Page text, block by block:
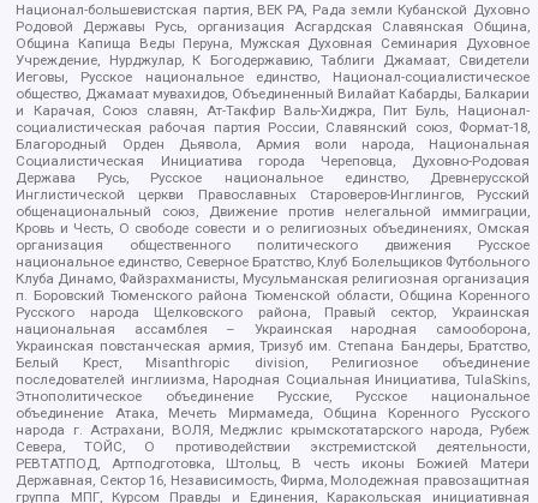
Национал-большевистская партия, ВЕК РА, Рада земли Кубанской Духовно
Родовой Державы Русь, организация Асгардская Славянская Община,
Община Капища Веды Перуна, Мужская Духовная Семинария Духовное
Учреждение, Нурджулар, К Богодержавию, Таблиги Джамаат, Свидетели
Иеговы, Русское национальное единство, Национал-социалистическое
общество, Джамаат мувахидов, Объединенный Вилайат Кабарды, Балкарии
и Карачая, Союз славян, Ат-Такфир Валь-Хиджра, Пит Буль, Национал-
социалистическая рабочая партия России, Славянский союз, Формат-18,
Благородный Орден Дьявола, Армия воли народа, Национальная
Социалистическая Инициатива города Череповца, Духовно-Родовая
Держава Русь, Русское национальное единство, Древнерусской
Инглистической церкви Православных Староверов-Инглингов, Русский
общенациональный союз, Движение против нелегальной иммиграции,
Кровь и Честь, О свободе совести и о религиозных объединениях, Омская
организация общественного политического движения Русское
национальное единство, Северное Братство, Клуб Болельщиков Футбольного
Клуба Динамо, Файзрахманисты, Мусульманская религиозная организация
п. Боровский Тюменского района Тюменской области, Община Коренного
Русского народа Щелковского района, Правый сектор, Украинская
национальная ассамблея – Украинская народная самооборона,
Украинская повстанческая армия, Тризуб им. Степана Бандеры, Братство,
Белый Крест, Misanthropic division, Религиозное объединение
последователей инглиизма, Народная Социальная Инициатива, TulaSkins,
Этнополитическое объединение Русские, Русское национальное
объединение Атака, Мечеть Мирмамеда, Община Коренного Русского
народа г. Астрахани, ВОЛЯ, Меджлис крымскотатарского народа, Рубеж
Севера, ТОЙС, О противодействии экстремистской деятельности,
РЕВТАТПОД, Артподготовка, Штольц, В честь иконы Божией Матери
Державная, Сектор 16, Независимость, Фирма, Молодежная правозащитная
группа МПГ, Курсом Правды и Единения, Каракольская инициативная